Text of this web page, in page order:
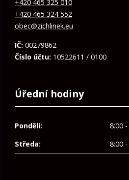
+420 465 325 010
+420 465 324 552
obec@zichlinek.eu
IČ: 00279862
Číslo účtu: 10522611 / 0100
Úřední hodiny
Pondělí:
8:00
Středa:
8:00